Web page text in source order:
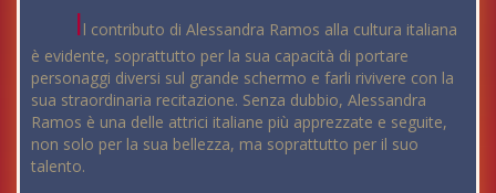
Il contributo di Alessandra Ramos alla cultura italiana
è evidente, soprattutto per la sua capacità di portare
personaggi diversi sul grande schermo e farli rivivere con la
sua straordinaria recitazione. Senza dubbio, Alessandra
Ramos è una delle attrici italiane più apprezzate e seguite,
non solo per la sua bellezza, ma soprattutto per il suo
talento.